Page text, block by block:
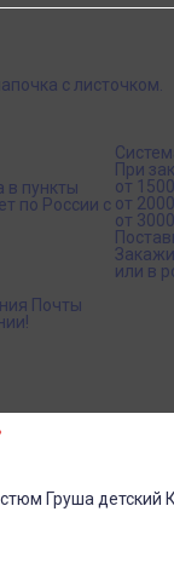
с листочком.
в пункты
по России с
При
от
от
от
или в
Почты